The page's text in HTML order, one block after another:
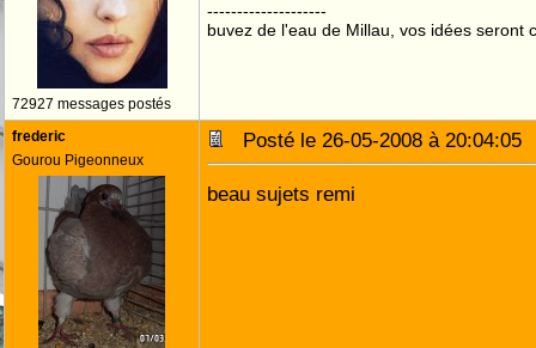
72927 messages postés
--------------------
buvez de l'eau de Millau, vos idées seront
frederic
Gourou Pigeonneux
Posté le 26-05-2008 à
beau sujets remi